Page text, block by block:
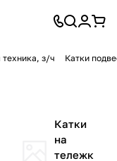
техника, з/ч Катки
Катки
на
тележк